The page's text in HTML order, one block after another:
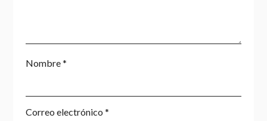
Nombre*
Correo electrónico *